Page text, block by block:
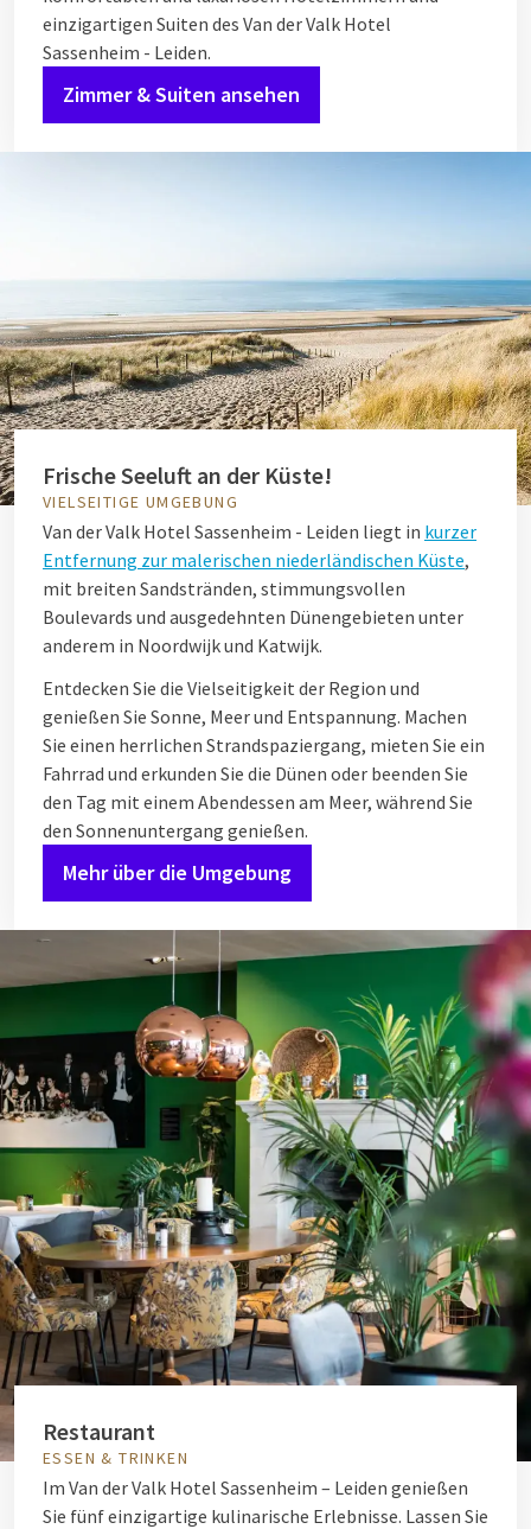
einzigartigen Suiten des Van der Valk Hotel
Sassenheim - Leiden.
Zimmer & Suiten ansehen
Frische Seeluft an der Küste!
VIELSEITIGE UMGEBUNG
Van der Valk Hotel Sassenheim - Leiden liegt in kurzer
Entfernung zur malerischen niederländischen Küste,
mit breiten Sandstränden, stimmungsvollen
Boulevards und ausgedehnten Dünengebieten unter
anderem in Noordwijk und Katwijk.
Entdecken Sie die Vielseitigkeit der Region und
genießen Sie Sonne, Meer und Entspannung. Machen
Sie einen herrlichen Strandspaziergang, mieten Sie ein
Fahrrad und erkunden Sie die Dünen oder beenden Sie
den Tag mit einem Abendessen am Meer, während Sie
den Sonnenuntergang genießen.
Mehr über die Umgebung
Restaurant
ESSEN & TRINKEN
Im Van der Valk Hotel Sassenheim – Leiden genießen
Sie fünf einzigartige kulinarische Erlebnisse. Lassen Sie